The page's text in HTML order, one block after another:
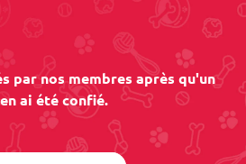
par nos membres après qu'un
ai été confié.